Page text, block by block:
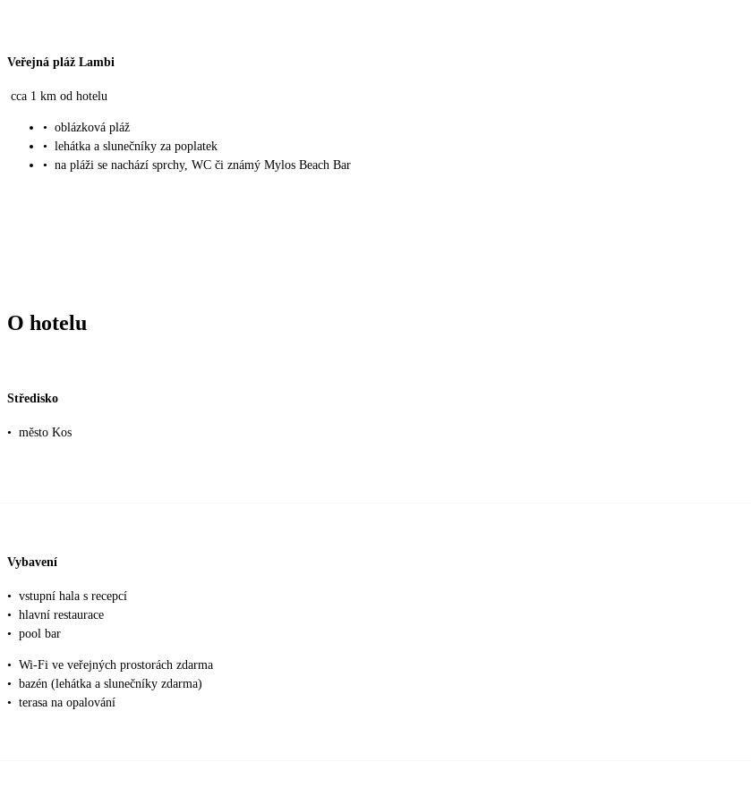
Veřejná pláž Lambi
cca 1 km od hotelu
• oblázková pláž
• lehátka a slunečníky za poplatek
• na pláži se nachází sprchy, WC či známý Mylos Beach Bar
O hotelu
Středisko
• město Kos
Vybavení
• vstupní hala s recepcí
• hlavní restaurace
• pool bar
• Wi-Fi ve veřejných prostorách zdarma
• bazén (lehátka a slunečníky zdarma)
• terasa na opalování